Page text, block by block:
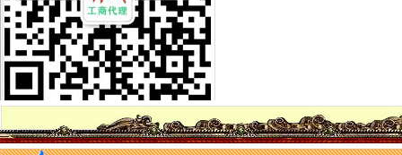
陆家嘴注册公司,虚拟地址欢迎内外资企业落户！-产品网
北京虚拟注册地址_公司虚拟注册地址_虚拟办公地址
【58同城】注册公司虚拟地址
【提供公司注册地址虚拟注册地址】价格,厂家,图片,公司注册、
北京虚拟办公室提供虚拟注册公司注册地址图片,北京虚拟办公室提供
虚拟地址注册公司利弊各是什么
上海虚拟地址注册公司价格-商务服务-铁道网
上海崇明虚拟地址注册公司材料-商务服务